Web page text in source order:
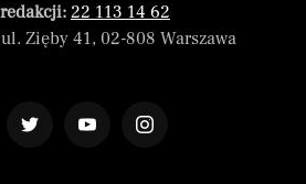
22 113 14 62
Zięby 41, 02-808 Warszawa